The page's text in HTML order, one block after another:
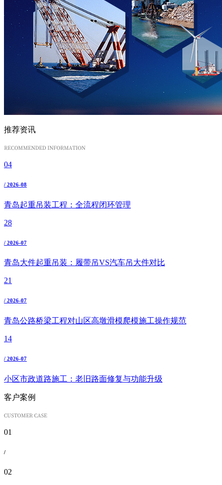
推荐资讯
04
/ 2026-08
青岛起重吊装工程：全流程闭环管理
28
/ 2026-07
青岛大件起重吊装：履带吊VS汽车吊大件对比
21
/ 2026-07
青岛公路桥梁工程对山区高墩滑模爬模施工操作规范
14
/ 2026-07
小区市政道路施工：老旧路面修复与功能升级
客户案例
01
/
02